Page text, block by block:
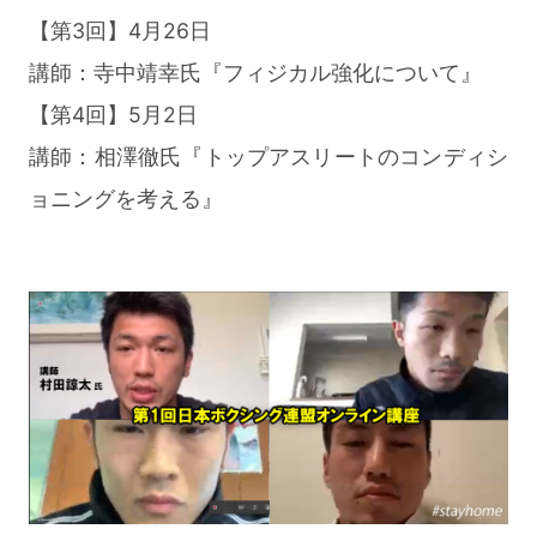
【第3回】4月26日
講師：寺中靖幸氏『フィジカル強化について』
【第4回】5月2日
講師：相澤徹氏『トップアスリートのコンディシ
ョニングを考える』